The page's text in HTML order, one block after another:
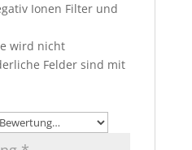
Ionen Filter und
wird nicht
Felder sind mit